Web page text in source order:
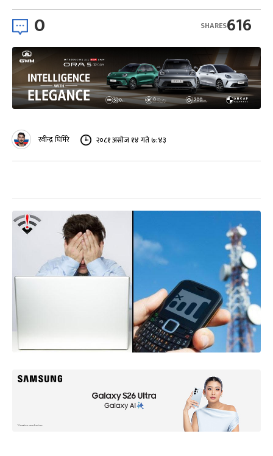
0 616
SHARES
रवीन्द्र घिमिरे २०८१ असोज १४ गते ७:४३